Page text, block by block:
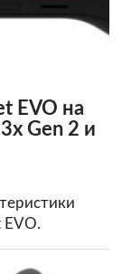
EVO на
Gen 2 и
EVO.